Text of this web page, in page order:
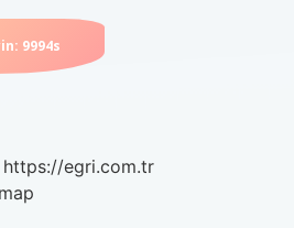
https://egri.com.tr